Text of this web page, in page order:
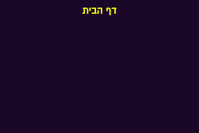
דף הבית